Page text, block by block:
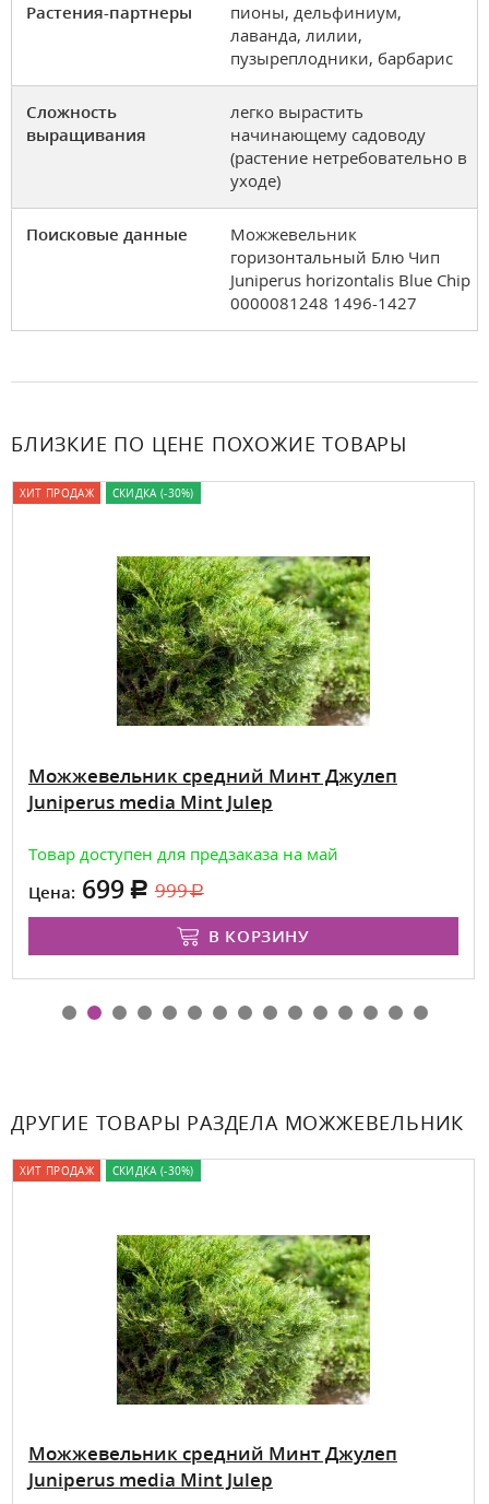
Растения-партнеры
пионы, дельфиниум,
лаванда, лилии,
пузыреплодники, барбарис
Сложность
выращивания
легко вырастить
начинающему садоводу
(растение нетребовательно в
уходе)
Поисковые данные
Можжевельник
горизонтальный Блю Чип
Juniperus horizontalis Blue Chip
0000081248 1496-1427
БЛИЗКИЕ ПО ЦЕНЕ ПОХОЖИЕ ТОВАРЫ
ХИТ ПРОДАЖ СКИДКА (-30%)
Можжевельник средний Минт Джулеп
Juniperus media Mint Julep
Товар доступен для предзаказа на май
Цена: 699 999
В КОРЗИНУ
ДРУГИЕ ТОВАРЫ РАЗДЕЛА МОЖЖЕВЕЛЬНИК
ХИТ ПРОДАЖ СКИДКА (-30%)
Можжевельник средний Минт Джулеп
Juniperus media Mint Julep